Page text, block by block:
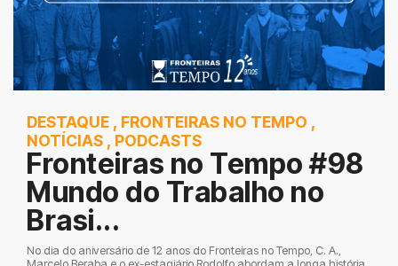
DESTAQUE , FRONTEIRAS NO TEMPO ,
NOTÍCIAS , PODCASTS
Fronteiras no Tempo #98
Mundo do Trabalho no
Brasi...
No dia do aniversário de 12 anos do Fronteiras no Tempo, C. A.,